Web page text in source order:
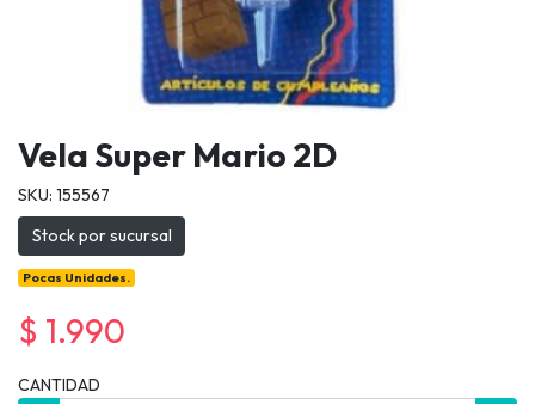
Vela Super Mario 2D
SKU: 155567
Stock por sucursal
Pocas Unidades.
$ 1.990
CANTIDAD